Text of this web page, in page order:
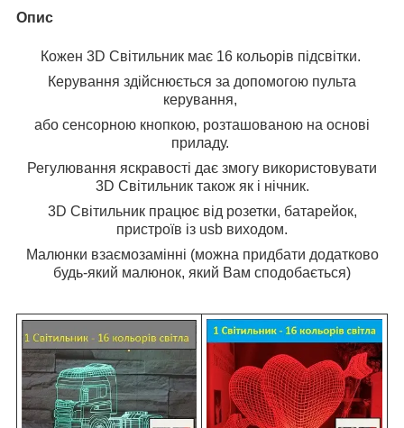
Опис
Кожен 3D Світильник має 16 кольорів підсвітки.
Керування здійснюється за допомогою пульта
керування,
або сенсорною кнопкою, розташованою на основі
приладу.
Регулювання яскравості дає змогу використовувати
3D Світильник також як і нічник.
3D Світильник працює від розетки, батарейок,
пристроїв із usb виходом.
Малюнки взаємозамінні (можна придбати додатково
будь-який малюнок, який Вам сподобається)